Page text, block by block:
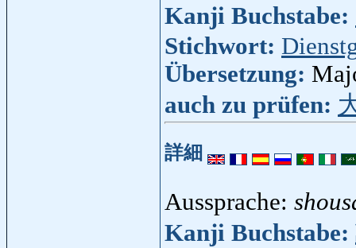
Kanji Buchstabe:
Stichwort:
Übersetzung:
auch zu prüfen:
詳細
Aussprache:
Kanji Buchstabe: